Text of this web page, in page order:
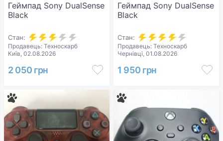
Геймпад Sony DualSense
Black
Стан:
Продавець: Техноскарб
Київ, 02.08.2026
2 050 грн
Геймпад Sony DualSense
Black
Стан:
Продавець: Техноскарб
Чернівці, 01.08.2026
1 950 грн